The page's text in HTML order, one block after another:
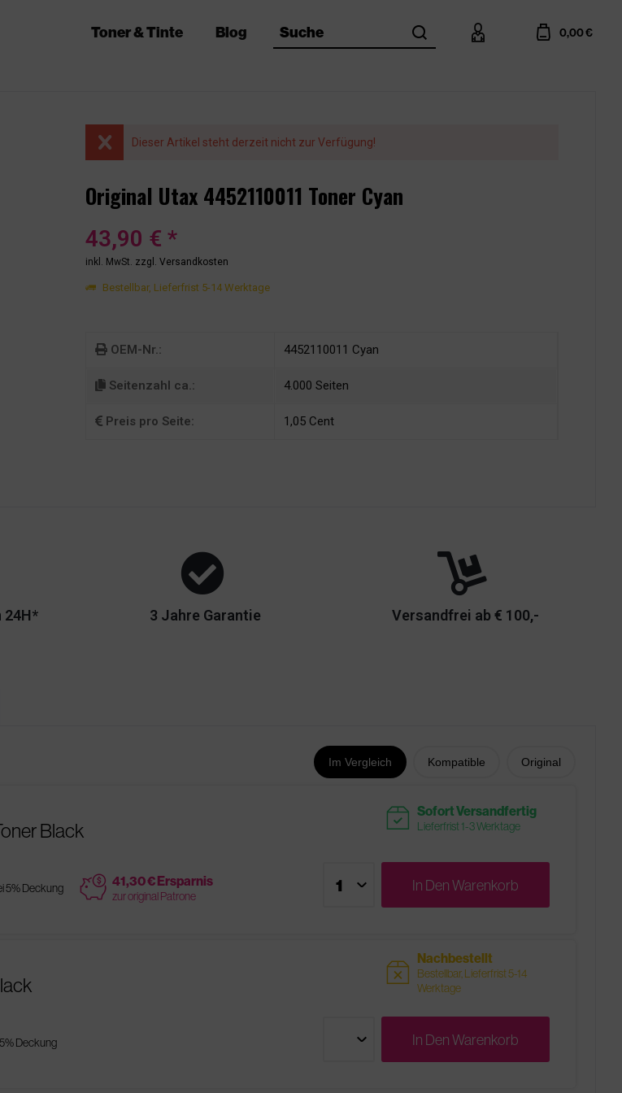
Toner & Tinte Blog Suche search account cart 0,00 €
Dieser Artikel steht derzeit nicht zur Verfügung!
Original Utax 4452110011 Toner Cyan
43,90 € *
inkl. MwSt. zzgl. Versandkosten
Bestellbar, Lieferfrist 5-14 Werktage
OEM-Nr.: 4452110011 Cyan
Seitenzahl ca.: 4.000 Seiten
Preis pro Seite: 1,05 Cent
24H* 3 Jahre Garantie Versandfrei ab € 100,-
Im Vergleich Kompatible Original
Black
5% Deckung price 41,30 € Ersparnis
zur original Patrone
readytoship Sofort Versandfertig
Lieferfrist 1-3 Werktage
In DenWarenkorb
Deckung
sold Nachbestellt
Bestellbar, Lieferfrist 5-14
Werktage
In DenWarenkorb